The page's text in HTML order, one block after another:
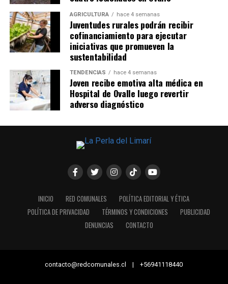
AGRICULTURA hace 4 semanas
Juventudes rurales podrán recibir
cofinanciamiento para ejecutar
iniciativas que promueven la
sustentabilidad
TENDENCIAS hace 4 semanas
Joven recibe emotiva alta médica en
Hospital de Ovalle luego revertir
adverso diagnóstico
INICIO RED COMUNALES
POLÍTICA EDITORIAL Y ÉTICA
POLÍTICA DE PRIVACIDAD
TÉRMINOS Y CONDICIONES
PUBLICIDAD
DENUNCIAS
CONTACTO
contacto@redcomunales.cl | +56941118440